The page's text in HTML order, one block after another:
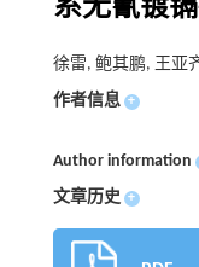
系无氰镀
徐雷, 鲍其鹏, 王亚
作者信息 +
Author information
文章历史 +